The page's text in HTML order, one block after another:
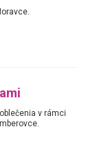
v rámci